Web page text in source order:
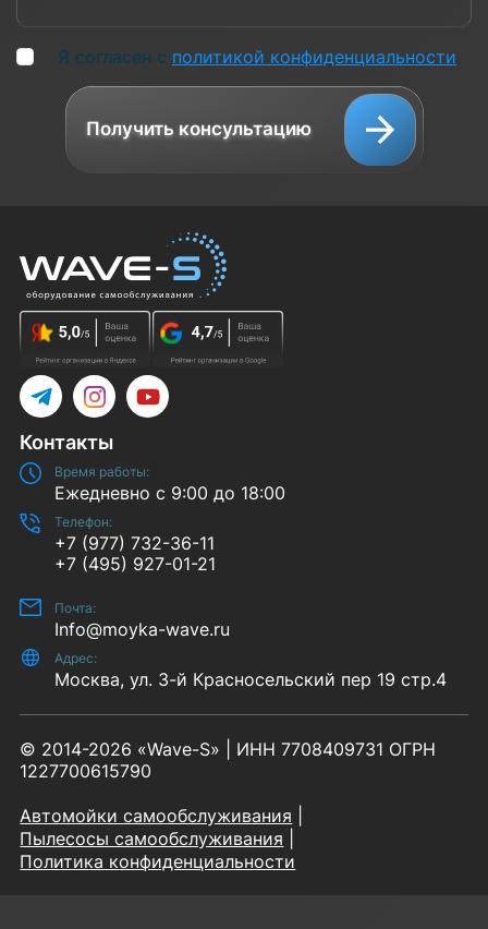
Я согласен с политикой конфиденциальности
Получить консультацию
TelegramInstagramYouTube
Контакты
Время работы:
Ежедневно с 9:00 до 18:00
Телефон:
+7 (977) 732-36-11
+7 (495) 927-01-21
Почта:
Info@moyka-wave.ru
Адрес:
Москва, ул. 3-й Красносельский пер 19 стр.4
© 2014-2026 «Wave-S» | ИНН 7708409731 ОГРН
1227700615790
Автомойки самообслуживания
Пылесосы самообслуживания
Политика конфиденциальности